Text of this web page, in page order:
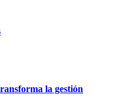
la gestión